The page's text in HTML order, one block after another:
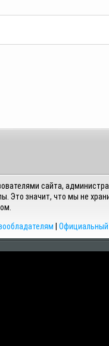
сайта,
Это значит, что мы не
Официальный